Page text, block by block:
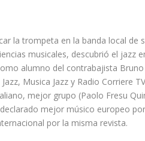
la trompeta en la banda local de
musicales, descubrió el jazz
alumno del contrabajista
Musica Jazz y Radio Corriere
mejor grupo (Paolo Fresu
mejor músico europeo
por la misma revista.